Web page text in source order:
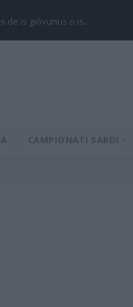
de is giòvunus o is…
CAMPIONATI SARDI